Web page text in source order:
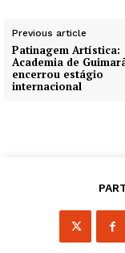
Previous article
Patinagem Artística:
Academia de
encerrou estágio
internacional